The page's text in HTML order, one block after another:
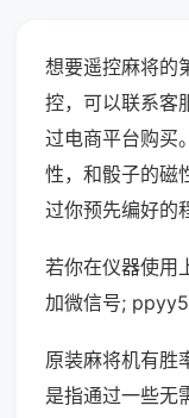
想要遥控麻将的
控，可以联系客
过电商平台购买
性，和骰子的磁
过你预先编好的
若你在仪器使用
加微信号;
原装麻将机有胜
是指通过一些无